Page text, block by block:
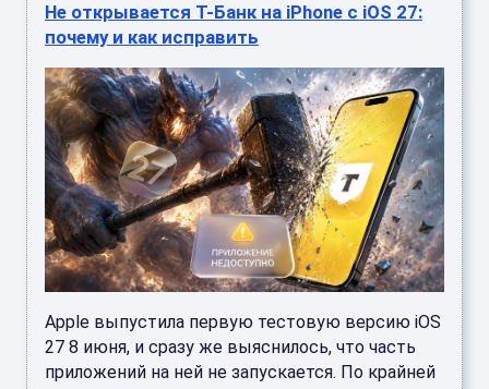
Не открывается Т-Банк на iPhone с iOS 27:
почему и как исправить
Apple выпустила первую тестовую версию iOS
27 8 июня, и сразу же выяснилось, что часть
приложений на ней не запускается. По крайней